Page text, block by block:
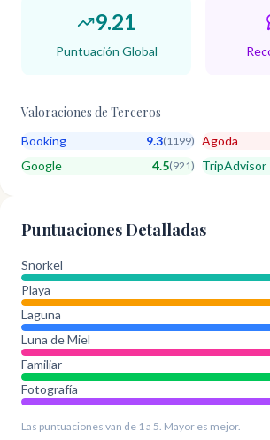
9.21
Puntuación Global
Valoraciones de Terceros
Booking 9.3(1199) Agoda
Google 4.5(921) TripAdvisor
Puntuaciones Detalladas
Snorkel
Playa
Laguna
Luna de Miel
Familiar
Fotografía
Las puntuaciones van de 1 a 5. Mayor es mejor.